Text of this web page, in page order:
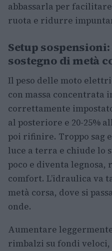
abbassarla per
ruota e ridurre
Setup
sostegno di metà
Il peso delle moto
con massa concentrata
correttamente
al posteriore e 20-25%
poi rifinire. Troppo sag
luce a terra e chiude lo
poco e diventa legnosa,
comfort. L’idraulica va
metà corsa, dove si
onde.
Aumentare
rimbalzi su fondi